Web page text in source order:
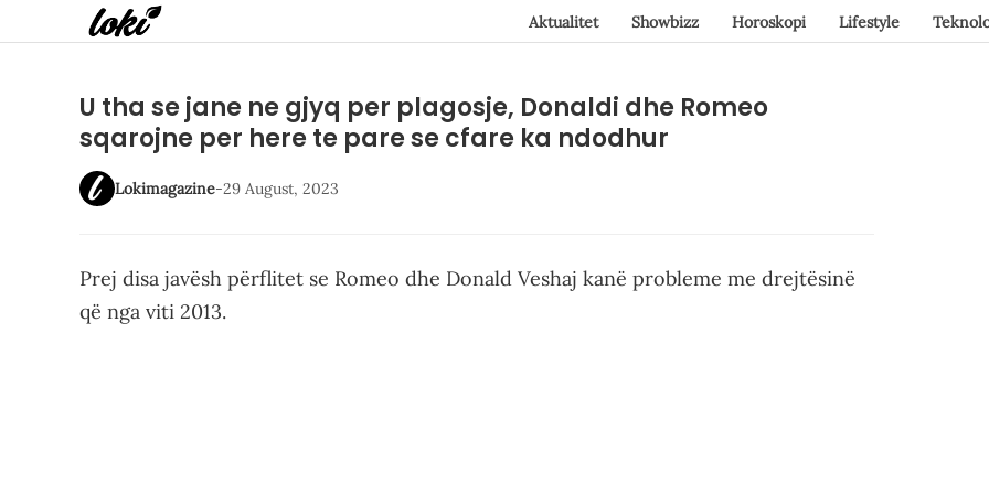
Aktualitet Showbizz Horoskopi Lifestyle
U tha se jane ne gjyq per plagosje, Donaldi dhe Romeo
sqarojne per here te pare se cfare ka ndodhur
Lokimagazine-29 August, 2023
Prej disa javësh përflitet se Romeo dhe Donald Veshaj kanë probleme me drejtësinë
që nga viti 2013.